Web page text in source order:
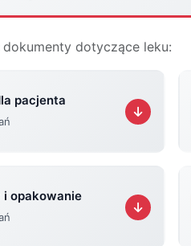
dotyczące leku:
pacjenta
i opakowanie